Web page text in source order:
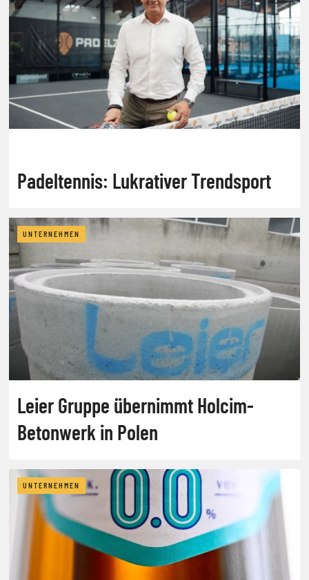
Padeltennis: Lukrativer Trendsport
UNTERNEHMEN
Leier Gruppe übernimmt Holcim-
Betonwerk in Polen
UNTERNEHMEN